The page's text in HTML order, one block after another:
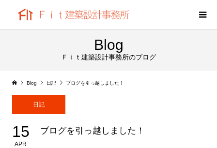
Blog
Ｆｉｔ建築設計事務所のブログ
Blog 日記 ブログを引っ越しました！
日記
15
APR
ブログを引っ越しました！